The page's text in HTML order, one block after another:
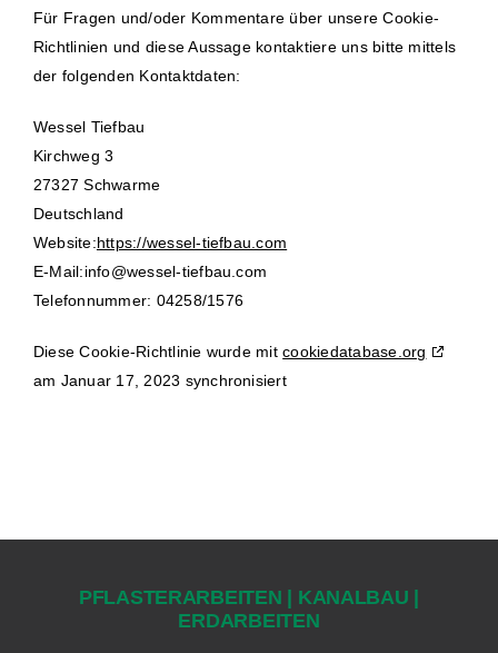
Für Fragen und/oder Kommentare über unsere Cookie-
Richtlinien und diese Aussage kontaktiere uns bitte mittels
der folgenden Kontaktdaten:
Wessel Tiefbau
Kirchweg 3
27327 Schwarme
Deutschland
Website:https://wessel-tiefbau.com
E-Mail:moc.uabfeit-lessew@ofni
Telefonnummer: 04258/1576
Diese Cookie-Richtlinie wurde mitcookiedatabase.org
am Januar 17, 2023 synchronisiert
PFLASTERARBEITEN | KANALBAU |
ERDARBEITEN